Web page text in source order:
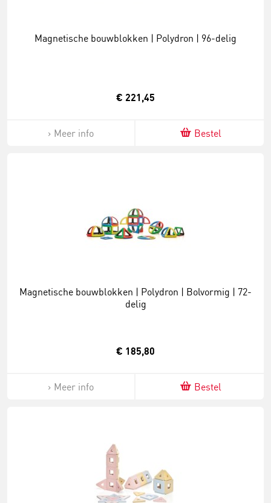
Magnetische bouwblokken | Polydron | 96-delig
€ 221,45
Meer info Bestel
Magnetische bouwblokken | Polydron | Bolvormig | 72-
delig
€ 185,80
Meer info Bestel